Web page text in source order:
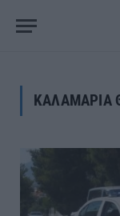
ΚΑΛΑΜΑΡΙΑ